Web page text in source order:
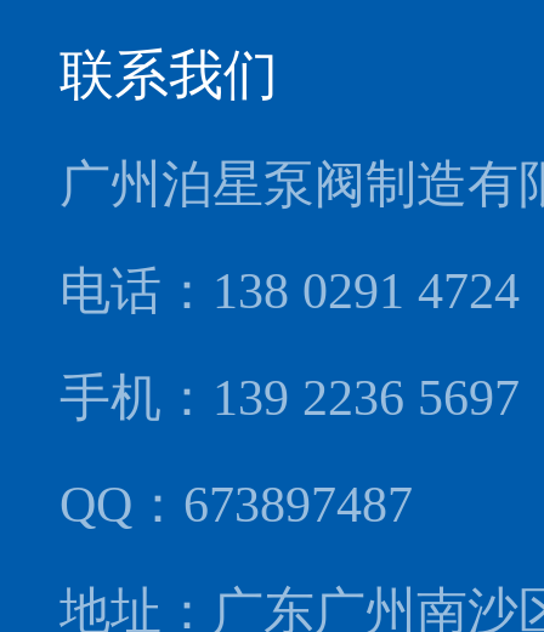
联系我们
广州泊星泵阀制造有
电话：138 0291 4724
手机：139 2236
QQ：673897487
地址：广东广州南沙